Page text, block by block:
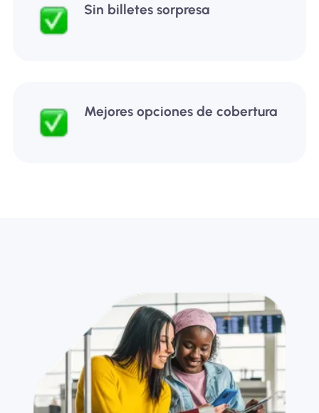
Sin billetes sorpresa
Mejores opciones de cobertura